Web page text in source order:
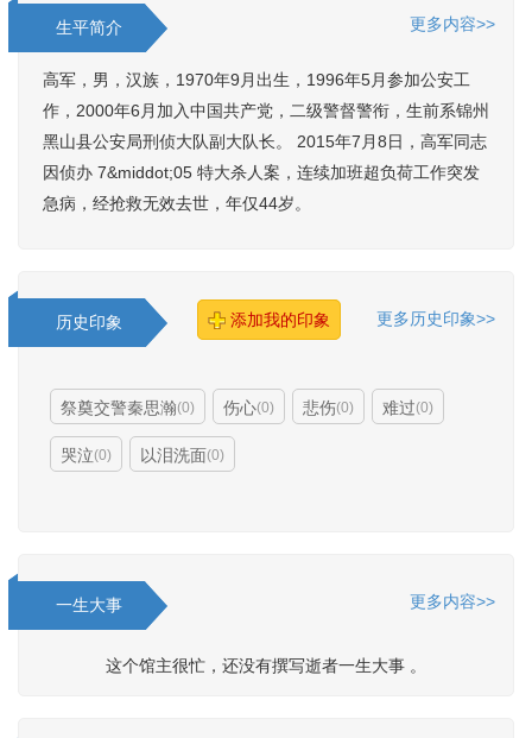
生平简介 更多内容>>
高军，男，汉族，1970年9月出生，1996年5月参加公安工
作，2000年6月加入中国共产党，二级警督警衔，生前系锦州
黑山县公安局刑侦大队副大队长。 2015年7月8日，高军同志
因侦办 7&middot;05 特大杀人案，连续加班超负荷工作突发
急病，经抢救无效去世，年仅44岁。
历史印象 添加我的印象 更多历史印象>>
祭奠交警秦思瀚(0) 伤心(0) 悲伤(0) 难过(0)
哭泣(0) 以泪洗面(0)
一生大事 更多内容>>
这个馆主很忙，还没有撰写逝者一生大事 。